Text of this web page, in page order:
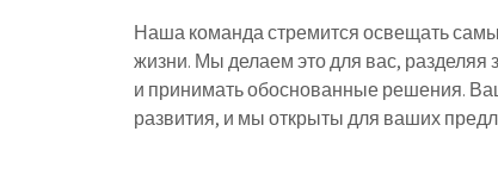
Наша команда стремится освещать
жизни. Мы делаем это для вас,
и принимать обоснованные решения.
развития, и мы открыты для ваших